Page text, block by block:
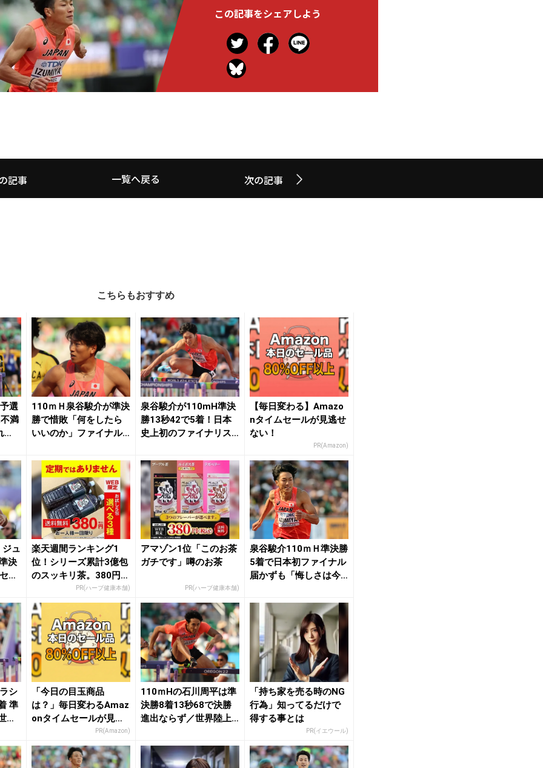
この記事をシェアしよう
記事 一覧へ戻る 次の記事
こちらもおすすめ
選
満
110ｍＨ泉谷駿介が準決
勝で惜敗「何をしたら
いいのか」ファイナル
泉谷駿介が110mH準決
勝13秒42で5着！日本
史上初のファイナリス
【毎日変わる】Amazo
nタイムセールが見逃せ
ない！
PR(Amazon)
ュ
決
ミ
楽天週間ランキング1
位！シリーズ累計3億包
のスッキリ茶。380円で
PR(ハーブ健康本舗)
アマゾン1位「このお茶
ガチです」噂のお茶
PR(ハーブ健康本舗)
泉谷駿介110ｍＨ準決勝
5着で日本初ファイナル
届かずも「悔しさは今
シ
準
界
「今日の目玉商品
は？」毎日変わるAmaz
onタイムセールが見逃
PR(Amazon)
110ｍHの石川周平は準
決勝8着13秒68で決勝
進出ならず／世界陸上 |
「持ち家を売る時のNG
行為」知ってるだけで
得する事とは
PR(イエウール)